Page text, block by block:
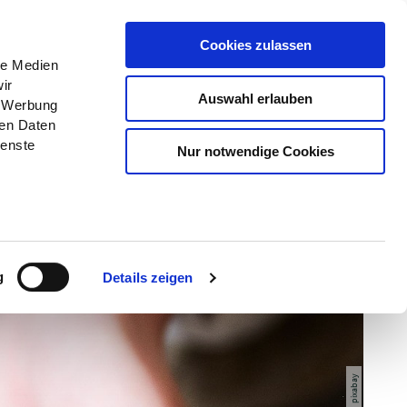
Medien
Daten
Details zeigen
Cookies zulassen
Auswahl erlauben
Nur notwendige Cookies
Erlebnisse Buchen
© pixabay